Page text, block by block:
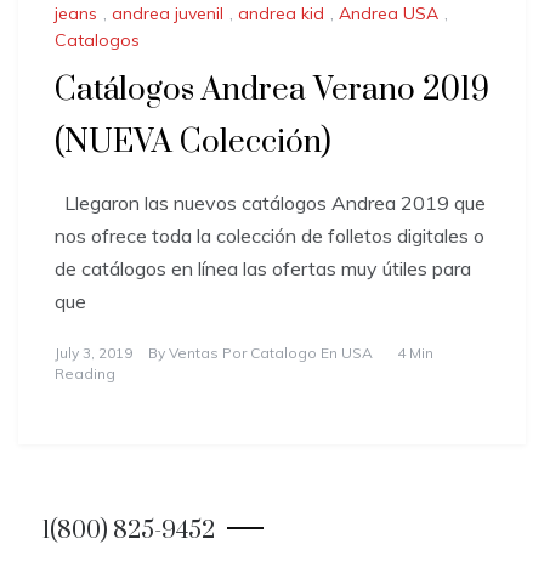
jeans , andrea juvenil , andrea kid , Andrea USA ,
Catalogos
Catálogos Andrea Verano 2019
(NUEVA Colección)
Llegaron las nuevos catálogos Andrea 2019 que
nos ofrece toda la colección de folletos digitales o
de catálogos en línea las ofertas muy útiles para
que
July 3, 2019 By Ventas Por Catalogo En USA
4 Min
Reading
1(800) 825-9452